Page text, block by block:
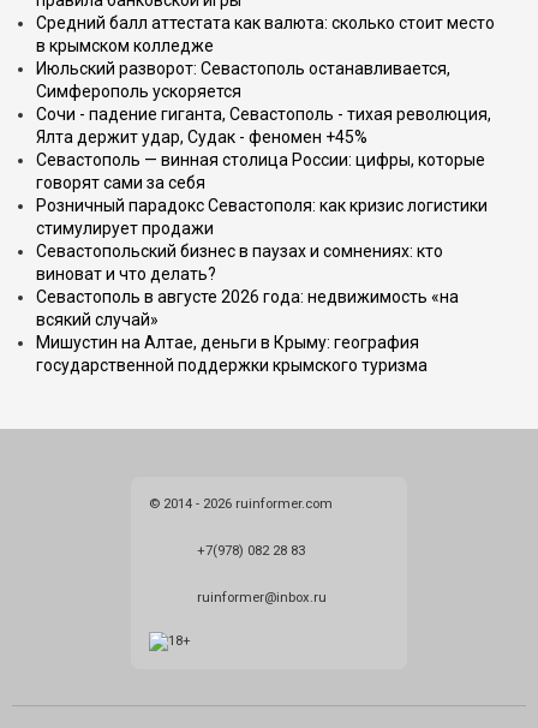
Средний балл аттестата как валюта: сколько стоит место
в крымском колледже
Июльский разворот: Севастополь останавливается,
Симферополь ускоряется
Сочи - падение гиганта, Севастополь - тихая революция,
Ялта держит удар, Судак - феномен +45%
Севастополь — винная столица России: цифры, которые
говорят сами за себя
Розничный парадокс Севастополя: как кризис логистики
стимулирует продажи
Севастопольский бизнес в паузах и сомнениях: кто
виноват и что делать?
Севастополь в августе 2026 года: недвижимость «на
всякий случай»
Мишустин на Алтае, деньги в Крыму: география
государственной поддержки крымского туризма
© 2014 - 2026 ruinformer.com
+7(978) 082 28 83
ruinformer@inbox.ru